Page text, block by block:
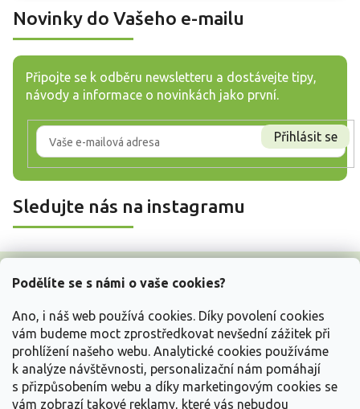
Podělíte se s námi o vaše cookies?
Ano, i náš web používá cookies. Díky povolení cookies
vám budeme moct zprostředkovat nevšední zážitek při
prohlížení našeho webu. Analytické cookies používáme
k analýze návštěvnosti, personalizační nám pomáhají
s přizpůsobením webu a díky marketingovým cookies se
vám zobrazí takové reklamy, které vás nebudou
Novinky do Vašeho e-mailu
Připojte se k odběru newsletteru a dostávejte tipy,
návody a informace o novinkách jako první.
Přihlásit se
Sledujte nás na instagramu
Z
Vše o nákupu